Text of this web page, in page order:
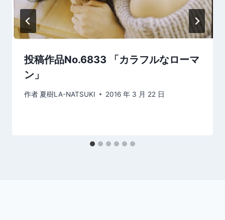
投稿作品No.6833 「カラフルなローマ
ン」
作者 夏樹LA-NATSUKI 2016 年 3 月 22 日